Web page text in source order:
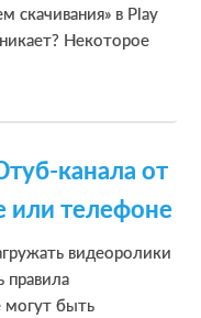
скачивания» в Play
Некоторое
канала от
или телефоне
видеоролики
могут быть